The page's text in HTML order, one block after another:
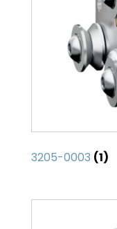
3205-0003 (1)